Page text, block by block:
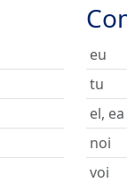
eu
tu
el, ea
noi
voi